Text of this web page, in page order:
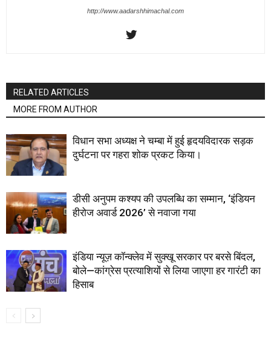
http://www.aadarshhimachal.com
RELATED ARTICLES
MORE FROM AUTHOR
विधान सभा अध्यक्ष ने चम्बा में हुई हृदयविदारक सड़क
दुर्घटना पर गहरा शोक प्रकट किया।
डीसी अनुपम कश्यप की उपलब्धि का सम्मान, ‘इंडियन
हीरोज अवार्ड 2026’ से नवाजा गया
इंडिया न्यूज़ कॉन्क्लेव में सुक्खू सरकार पर बरसे बिंदल,
बोले—कांग्रेस प्रत्याशियों से लिया जाएगा हर गारंटी का
हिसाब